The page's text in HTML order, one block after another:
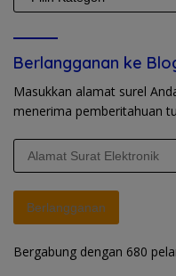
Berlangganan ke
Masukkan alamat surel
menerima pemberitahuan
Alamat
Surat
Elektronik
Berlangganan
Bergabung dengan 680